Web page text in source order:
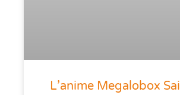
L’anime Megalobox